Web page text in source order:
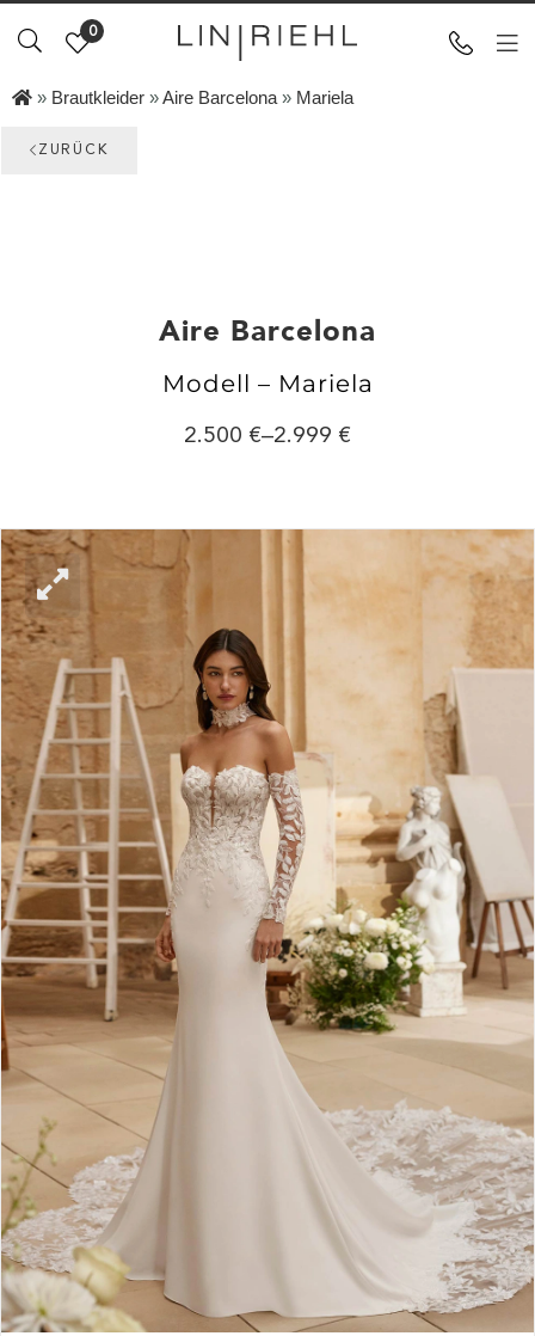
0
» Brautkleider »Aire Barcelona » Mariela
ZURÜCK
Aire Barcelona
Modell – Mariela
2.500 –2.999